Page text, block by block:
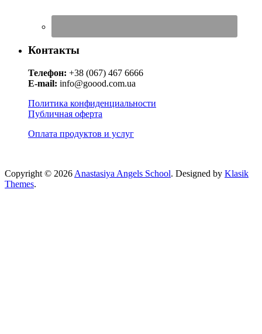
Контакты
Телефон: +38 (067) 467 6666
E-mail: info@goood.com.ua
Политика конфиденциальности
Публичная оферта
Оплата продуктов и услуг
Copyright © 2026 Anastasiya Angels School. Designed by Klasik
Themes.